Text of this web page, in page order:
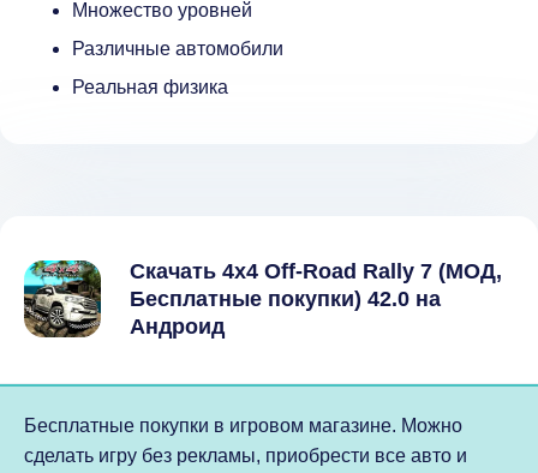
Множество уровней
Различные автомобили
Реальная физика
Скачать 4x4 Off-Road Rally 7 (МОД,
Бесплатные покупки) 42.0 на
Андроид
Бесплатные покупки в игровом магазине. Можно
сделать игру без рекламы, приобрести все авто и